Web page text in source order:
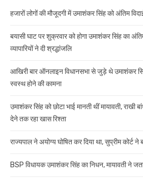
हजारों लोगों की मौजूदगी में उमाशंकर सिंह को अंतिम
बयासी घाट पर शुक्रवार को होगा उमाशंकर सिंह का
व्यापारियों ने दी श्रद्धांजलि
आखिरी बार ऑनलाइन विधानसभा से जुड़े थे उमाशंकर
स्वस्थ होने की कामना
उमाशंकर सिंह को छोटा भाई मानती थीं मायावती, राखी
देने तक रहा खास रिश्ता
राज्यपाल ने अयोग्य घोषित कर दिया था, सुप्रीम कोर्ट
BSP विधायक उमाशंकर सिंह का निधन, मायावती ने